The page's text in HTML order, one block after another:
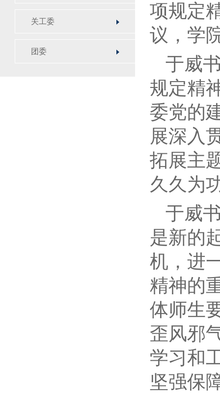
关工委
团委
项规定
议，学
于威
规定精
委党的
展深入
拓展主
久久为
于威
是新的
机，进
精神的
体师生
歪风邪
学习和
坚强保